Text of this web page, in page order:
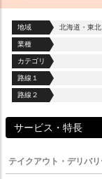
地域 北海道・東北
業種
カテゴリ
路線１
路線２
サービス・特長
テイクアウト・デリバ